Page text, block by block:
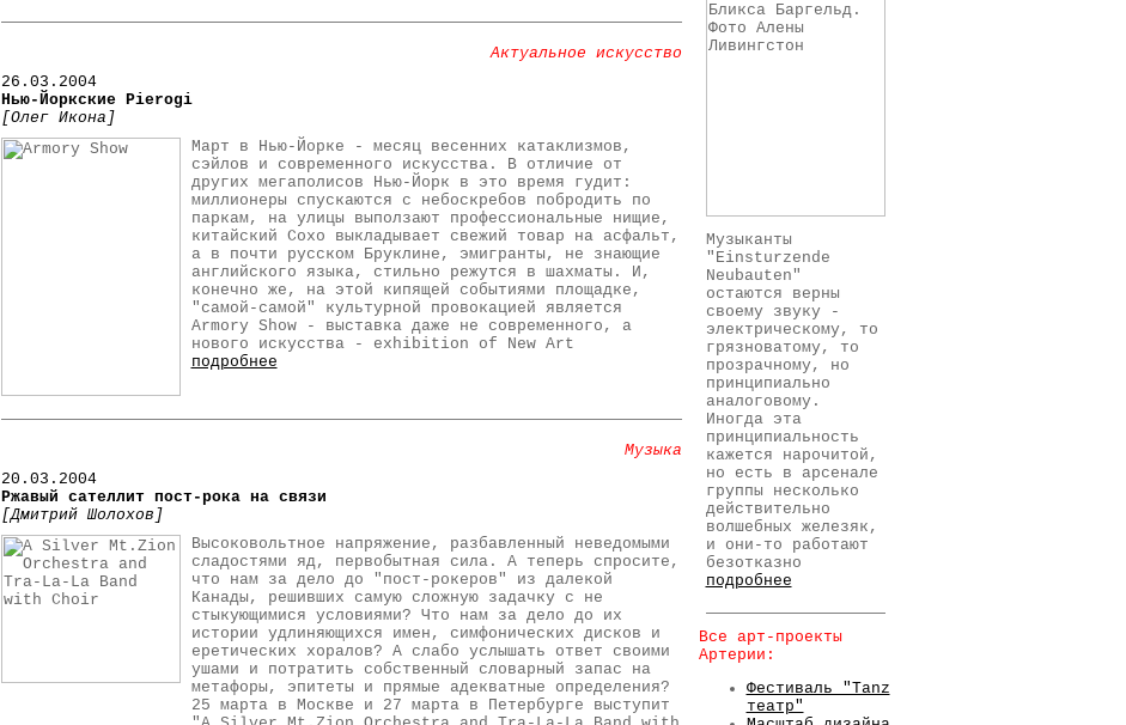
Актуальное искусство
26.03.2004
Нью-Йоркские Pierogi
[Олег Икона]
Март в Нью-Йорке - месяц весенних катаклизмов,
сэйлов и современного искусства. В отличие от
других мегаполисов Нью-Йорк в это время гудит:
миллионеры спускаются с небоскребов побродить по
паркам, на улицы выползают профессиональные нищие,
китайский Сохо выкладывает свежий товар на асфальт,
а в почти русском Бруклине, эмигранты, не знающие
английского языка, стильно режутся в шахматы. И,
конечно же, на этой кипящей событиями площадке,
"самой-самой" культурной провокацией является
Armory Show - выставка даже не современного, а
нового искусства - exhibition of New Art
подробнее
Музыка
20 .03.2004
Ржавый сателлит пост-рока на связи
[Дмитрий Шолохов]
Высоковольтное напряжение, разбавленный неведомыми
сладостями яд, первобытная сила. А теперь спросите,
что нам за дело до "пост-рокеров" из далекой
Канады, решивших самую сложную задачку с не
стыкующимися условиями? Что нам за дело до их
истории удлиняющихся имен, симфонических дисков и
еретических хоралов? А слабо услышать ответ своими
ушами и потратить собственный словарный запас на
метафоры, эпитеты и прямые адекватные определения?
25 марта в Москве и 27 марта в Петербурге выступит
Музыканты
"Einsturzende
Neubauten"
остаются верны
своему звуку -
электрическому, то
грязноватому, то
прозрачному, но
принципиально
аналоговому.
Иногда эта
принципиальность
кажется нарочитой,
но есть в арсенале
группы несколько
действительно
волшебных железяк,
и они-то работают
безотказно
подробнее
Все арт-проекты
Артерии:
Фестиваль "Tanz
театр"